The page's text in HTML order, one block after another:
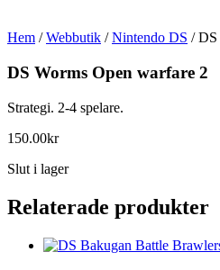
Hem /Webbutik /Nintendo DS / DS
DS Worms Open warfare 2
Strategi. 2-4 spelare.
150.00kr
Slut i lager
Relaterade produkter